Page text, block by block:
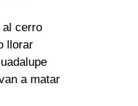
al cerro
llorar
a matar